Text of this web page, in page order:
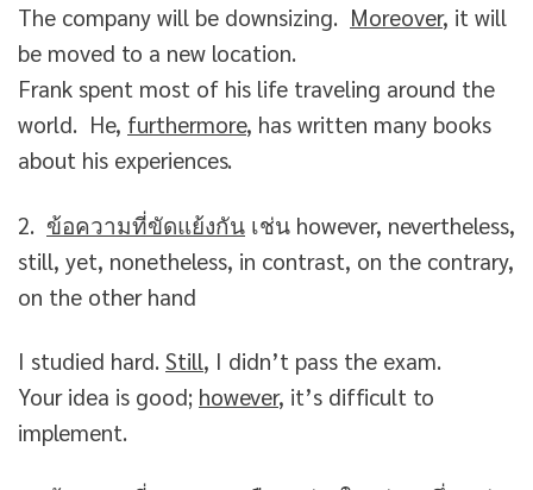
The company will be downsizing. Moreover, it will
be moved to a new location.
Frank spent most of his life traveling around the
world. He, furthermore, has written many books
about his experiences.
2. ข้อความที่ขัดแย้งกัน เช่น however, nevertheless,
still, yet, nonetheless, in contrast, on the contrary,
on the other hand
I studied hard. Still, I didn’t pass the exam.
Your idea is good; however, it’s difficult to
implement.